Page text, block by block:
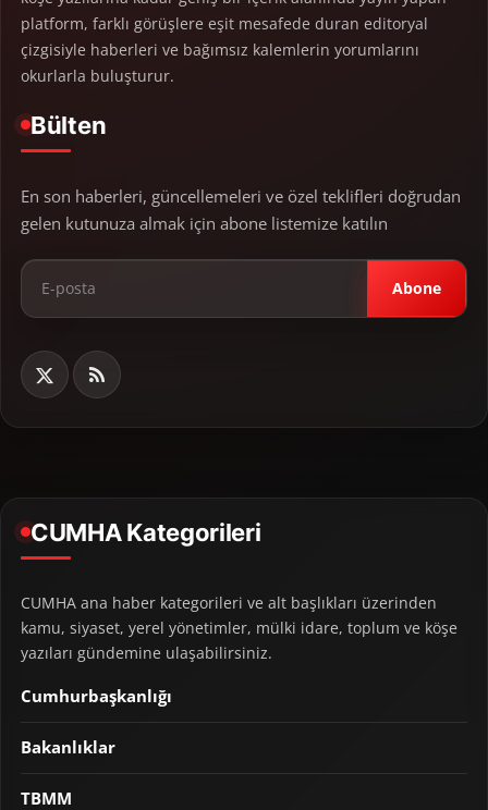
platform, farklı görüşlere eşit mesafede duran editoryal
çizgisiyle haberleri ve bağımsız kalemlerin yorumlarını
okurlarla buluşturur.
Bülten
En son haberleri, güncellemeleri ve özel teklifleri doğrudan
gelen kutunuza almak için abone listemize katılın
Abone
CUMHA Kategorileri
CUMHA ana haber kategorileri ve alt başlıkları üzerinden
kamu, siyaset, yerel yönetimler, mülki idare, toplum ve köşe
yazıları gündemine ulaşabilirsiniz.
Cumhurbaşkanlığı
Bakanlıklar
TBMM